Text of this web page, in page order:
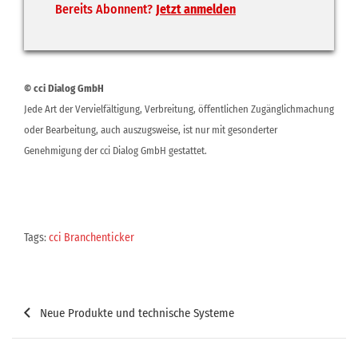
Bereits Abonnent? Jetzt anmelden
© cci Dialog GmbH
Jede Art der Vervielfältigung, Verbreitung, öffentlichen Zugänglichmachung
oder Bearbeitung, auch auszugsweise, ist nur mit gesonderter
Genehmigung der cci Dialog GmbH gestattet.
Tags:cci Branchenticker
Beitragsnavigation
Neue Produkte und technische Systeme